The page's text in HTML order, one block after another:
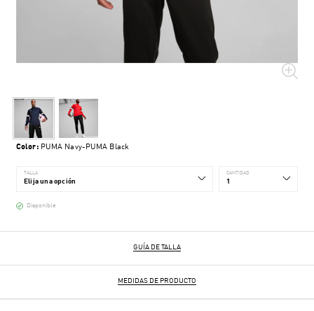
Color: PUMA Navy-PUMA Black
TALLA CANTIDAD
Disponible
GUÍA DE TALLA
MEDIDAS DE PRODUCTO